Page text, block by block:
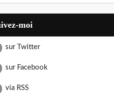
moi
sur Twitter
sur Facebook
via RSS